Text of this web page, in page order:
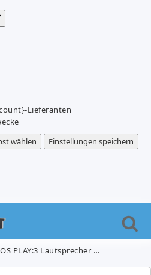
Lieferanten
wählen
Einstellungen speichern
Lautsprecher für 222€ inklusive Versand